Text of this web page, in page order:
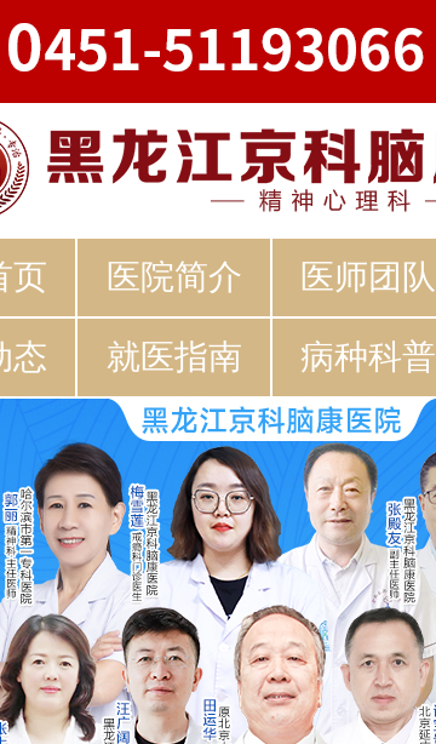
页 医院简介 医师团队
态 就医指南 病种科普